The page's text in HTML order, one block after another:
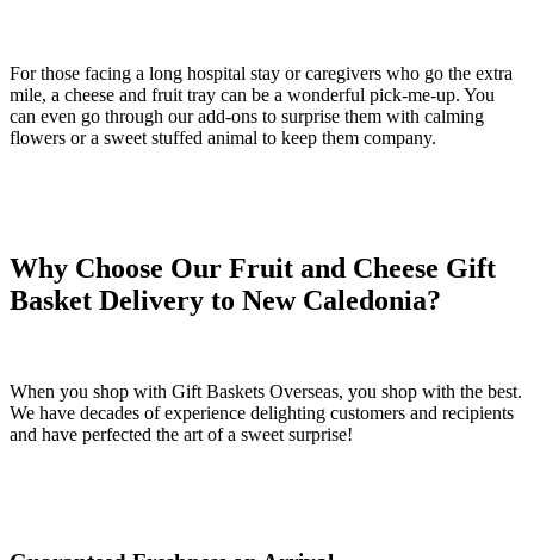
For those facing a long hospital stay or caregivers who go the extra
mile, a cheese and fruit tray can be a wonderful pick-me-up. You
can even go through our add-ons to surprise them with calming
flowers or a sweet stuffed animal to keep them company.
Why Choose Our Fruit and Cheese Gift
Basket Delivery to New Caledonia?
When you shop with Gift Baskets Overseas, you shop with the best.
We have decades of experience delighting customers and recipients
and have perfected the art of a sweet surprise!